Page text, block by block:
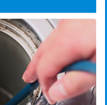
銅
44,000円
+8,800円
11,000円~
+3,300円
33,000円
8,800円
修
業）
11,000円